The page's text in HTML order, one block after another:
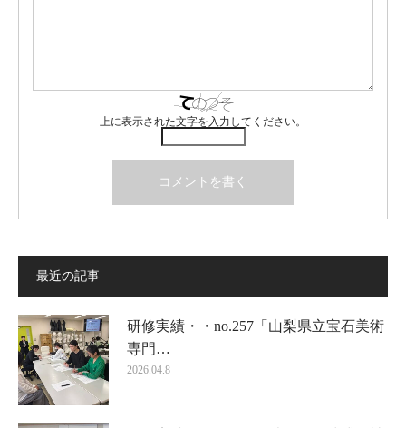
上に表示された文字を入力してください。
最近の記事
研修実績・・no.257「山梨県立宝石美術
専門…
2026.04.8